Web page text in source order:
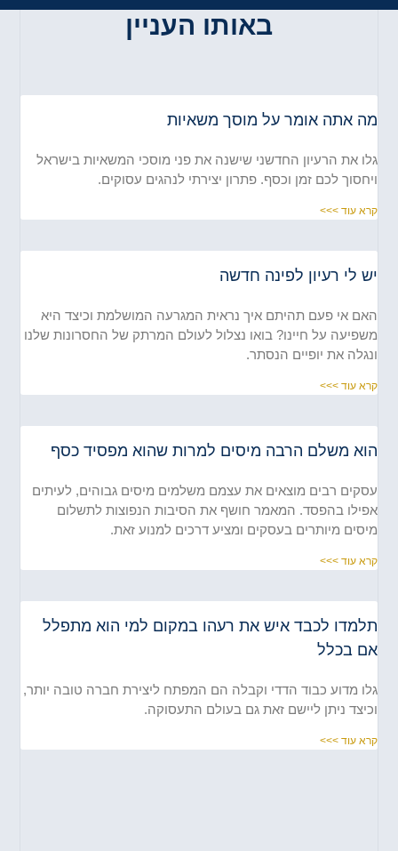
באותו העניין
אתה אומר על מוסך משאיות
את הרעיון החדשני שישנה את פני מוסכי המשאיות בישראל
לכם זמן וכסף. פתרון יצירתי לנהגים עסוקים.
עוד >>>
לי רעיון לפינה חדשה
אי פעם תהיתם איך נראית המגרעה המושלמת וכיצד היא
על חיינו? בואו נצלול לעולם המרתק של החסרונות שלנו
את יופיים הנסתר.
עוד >>>
משלם הרבה מיסים למרות שהוא מפסיד כסף
רבים מוצאים את עצמם משלמים מיסים גבוהים, לעיתים
בהפסד. המאמר חושף את הסיבות הנפוצות לתשלום
מיותרים בעסקים ומציע דרכים למנוע זאת.
עוד >>>
לכבד איש את רעהו במקום למי הוא מתפלל
בכלל
מדוע כבוד הדדי וקבלה הם המפתח ליצירת חברה טובה יותר,
ניתן ליישם זאת גם בעולם התעסוקה.
עוד >>>